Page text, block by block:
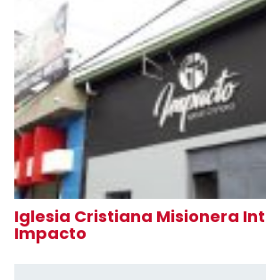
Iglesia Cristiana Misionera
Impacto